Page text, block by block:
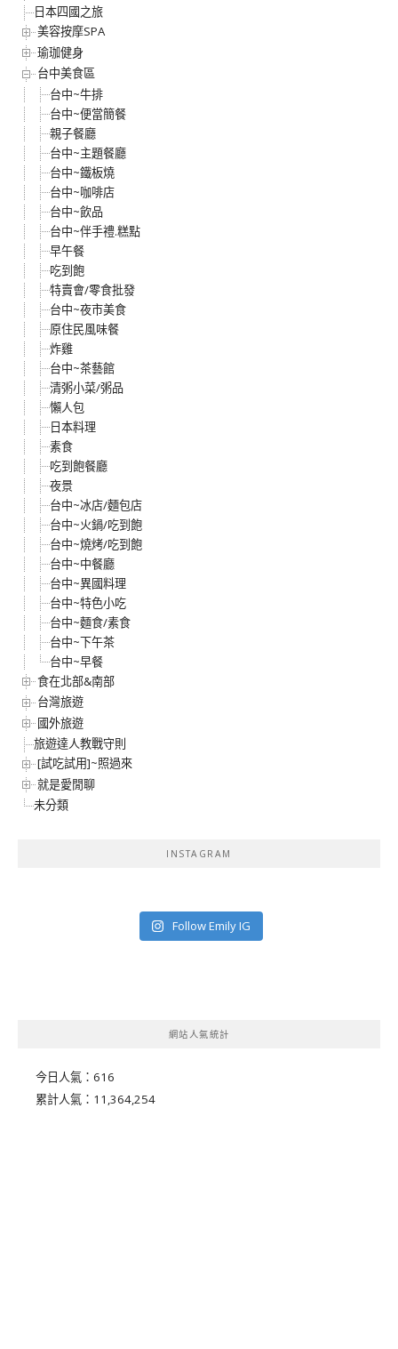
日本四國之旅
美容按摩SPA
瑜珈健身
台中美食區
台中~牛排
台中~便當簡餐
親子餐廳
台中~主題餐廳
台中~鐵板燒
台中~咖啡店
台中~飲品
台中~伴手禮.糕點
早午餐
吃到飽
特賣會/零食批發
台中~夜市美食
原住民風味餐
炸雞
台中~茶藝館
清粥小菜/粥品
懶人包
日本料理
素食
吃到飽餐廳
夜景
台中~冰店/麵包店
台中~火鍋/吃到飽
台中~燒烤/吃到飽
台中~中餐廳
台中~異國料理
台中~特色小吃
台中~麵食/素食
台中~下午茶
台中~早餐
食在北部&南部
台灣旅遊
國外旅遊
旅遊達人教戰守則
[試吃試用]~照過來
就是愛閒聊
未分類
INSTAGRAM
Follow Emily IG
網站人氣統計
今日人氣： 616
累計人氣： 11,364,254